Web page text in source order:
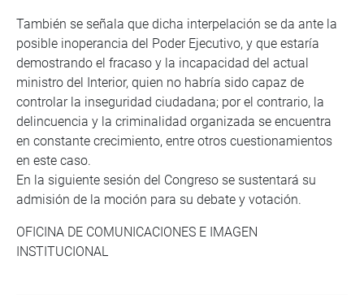
También se señala que dicha interpelación se da ante la
posible inoperancia del Poder Ejecutivo, y que estaría
demostrando el fracaso y la incapacidad del actual
ministro del Interior, quien no habría sido capaz de
controlar la inseguridad ciudadana; por el contrario, la
delincuencia y la criminalidad organizada se encuentra
en constante crecimiento, entre otros cuestionamientos
en este caso.
En la siguiente sesión del Congreso se sustentará su
admisión de la moción para su debate y votación.
OFICINA DE COMUNICACIONES E IMAGEN
INSTITUCIONAL